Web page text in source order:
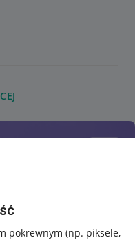
pokrewnym (np. piksele,